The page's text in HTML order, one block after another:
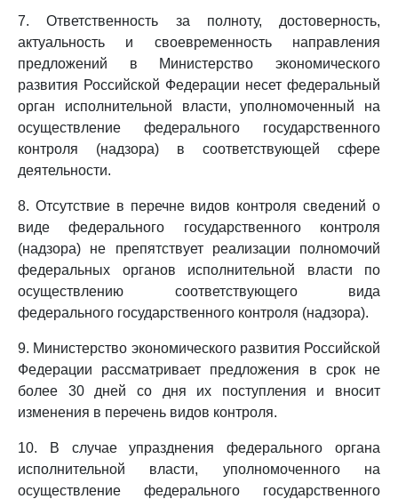
7. Ответственность за полноту, достоверность,
актуальность и своевременность направления
предложений в Министерство экономического
развития Российской Федерации несет федеральный
орган исполнительной власти, уполномоченный на
осуществление федерального государственного
контроля (надзора) в соответствующей сфере
деятельности.
8. Отсутствие в перечне видов контроля сведений о
виде федерального государственного контроля
(надзора) не препятствует реализации полномочий
федеральных органов исполнительной власти по
осуществлению соответствующего вида
федерального государственного контроля (надзора).
9. Министерство экономического развития Российской
Федерации рассматривает предложения в срок не
более 30 дней со дня их поступления и вносит
изменения в перечень видов контроля.
10. В случае упразднения федерального органа
исполнительной власти, уполномоченного на
осуществление федерального государственного